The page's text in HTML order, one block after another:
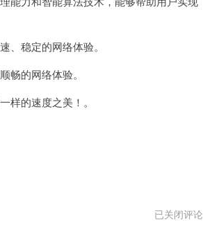
器
稳定的网络体验。
的网络体验。
的速度之美！。
飞
熊
已关闭评论